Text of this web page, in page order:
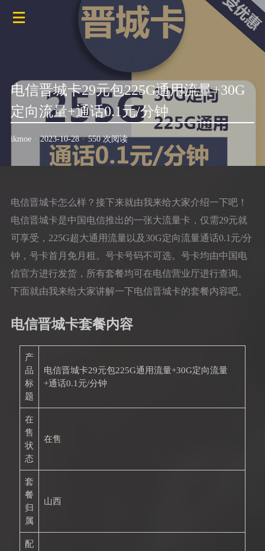
电信晋城卡29元包225G通用流量+30G
定向流量+通话0.1元/分钟
ikmoe · 2023-10-28 · 550 次阅读
电信晋城卡怎么样？接下来就由我来给大家介绍一下吧！
电信晋城卡是中国电信推出的一张大流量卡，仅需29元就
可享受，225G超大通用流量以及30G定向流量通话0.1元/分
钟，号卡首月免月租。号卡号码不可选。号卡均由中国电
信官方进行发货，所有套餐均可在电信营业厅进行查询。
下面就由我来给大家讲解一下电信晋城卡的套餐内容吧。
电信晋城卡套餐内容
产
品
标
题
电信晋城卡29元包225G通用流量+30G定向流量
+通话0.1元/分钟
在
售
状
态
在售
套
餐
归
属
山西
配